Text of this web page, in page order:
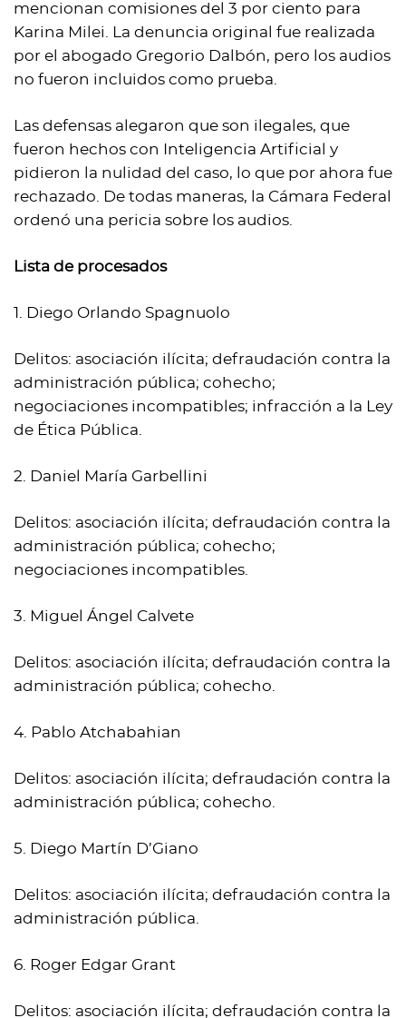
mencionan comisiones del 3 por ciento para
Karina Milei. La denuncia original fue realizada
por el abogado Gregorio Dalbón, pero los audios
no fueron incluidos como prueba.
Las defensas alegaron que son ilegales, que
fueron hechos con Inteligencia Artificial y
pidieron la nulidad del caso, lo que por ahora fue
rechazado. De todas maneras, la Cámara Federal
ordenó una pericia sobre los audios.
Lista de procesados
1. Diego Orlando Spagnuolo
Delitos: asociación ilícita; defraudación contra la
administración pública; cohecho;
negociaciones incompatibles; infracción a la Ley
de Ética Pública.
2. Daniel María Garbellini
Delitos: asociación ilícita; defraudación contra la
administración pública; cohecho;
negociaciones incompatibles.
3. Miguel Ángel Calvete
Delitos: asociación ilícita; defraudación contra la
administración pública; cohecho.
4. Pablo Atchabahian
Delitos: asociación ilícita; defraudación contra la
administración pública; cohecho.
5. Diego Martín D’Giano
Delitos: asociación ilícita; defraudación contra la
administración pública.
6. Roger Edgar Grant
Delitos: asociación ilícita; defraudación contra la